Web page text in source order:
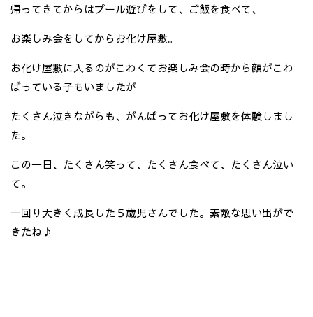
帰ってきてからはプール遊びをして、ご飯を食べて、
お楽しみ会をしてからお化け屋敷。
お化け屋敷に入るのがこわくてお楽しみ会の時から顔がこわ
ばっている子もいましたが
たくさん泣きながらも、がんばってお化け屋敷を体験しまし
た。
この一日、たくさん笑って、たくさん食べて、たくさん泣い
て。
一回り大きく成長した５歳児さんでした。素敵な思い出がで
きたね♪